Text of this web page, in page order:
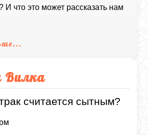
И что это может рассказать нам
Вилка
считается сытным?